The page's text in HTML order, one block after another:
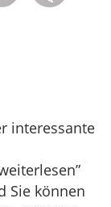
interessante
Sie können